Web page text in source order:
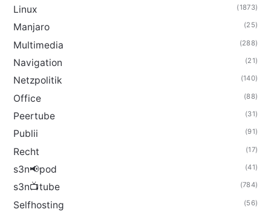
Linux (1873)
Manjaro (25)
Multimedia (288)
Navigation (21)
Netzpolitik (140)
Office (88)
Peertube (31)
Publii (91)
Recht (17)
s3n📢pod (41)
s3n📺tube (784)
Selfhosting (56)